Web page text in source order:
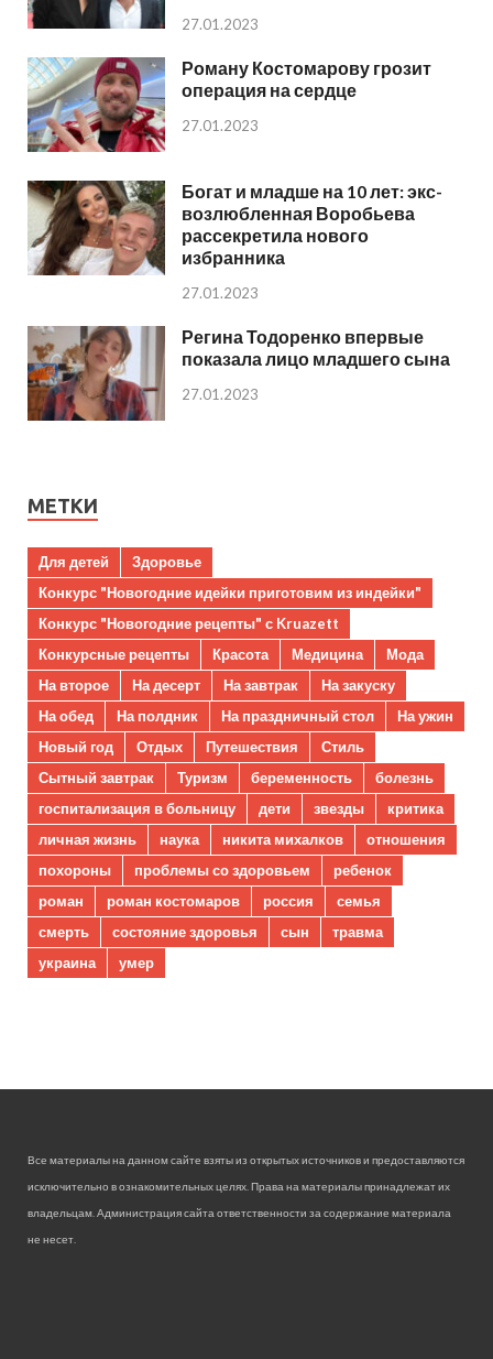
27.01.2023
Роману Костомарову грозит
операция на сердце
27.01.2023
Богат и младше на 10 лет: экс-
возлюбленная Воробьева
рассекретила нового
избранника
27.01.2023
Регина Тодоренко впервые
показала лицо младшего сына
27.01.2023
МЕТКИ
Для детей
Здоровье
Конкурс "Новогодние идейки приготовим из индейки"
Конкурс "Новогодние рецепты" с Kruazett
Конкурсные рецепты
Красота Медицина
Мода
На второе
На десерт На завтрак
На закуску
На обед
На полдник На праздничный стол
На ужин
Новый год
Отдых Путешествия
Стиль
Сытный завтрак
Туризм беременность
болезнь
госпитализация в больницу
дети звезды
критика
личная жизнь
наука никита михалков
отношения
похороны
проблемы со здоровьем
ребенок
роман
роман костомаров россия
семья
смерть
состояние здоровья сын
травма
украина
умер
Все материалы на данном сайте взяты из открытых источников и предоставляются
исключительно в ознакомительных целях. Права на материалы принадлежат их
владельцам. Администрация сайта ответственности за содержание материала
не несет.